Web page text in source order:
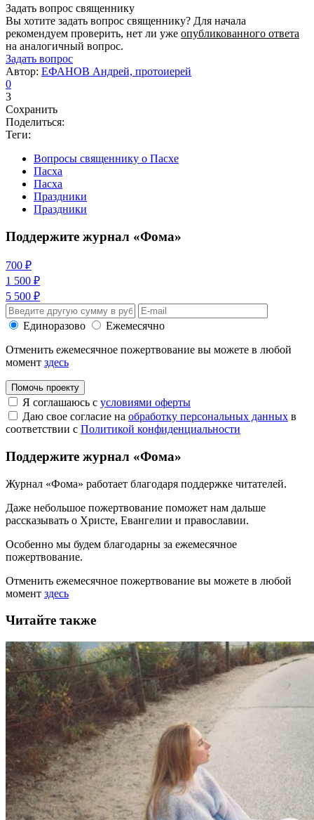
Задать вопрос священнику
Вы хотите задать вопрос священнику? Для начала
рекомендуем проверить, нет ли уже опубликованного ответа
на аналогичный вопрос.
Задать вопрос
Автор: ЕФАНОВ Андрей, протоиерей
0
3
Сохранить
Поделиться:
Теги:
Вопросы священнику о Пасхе
Пасха
Пасха
Праздники
Праздники
Поддержите журнал «Фома»
700 ₽
1 500 ₽
5 500 ₽
Единоразово
Ежемесячно
Отменить ежемесячное пожертвование вы можете в любой
момент здесь
Помочь проекту
Я соглашаюсь с условиями оферты
Даю свое согласие на обработку персональных данных в
соответствии с Политикой конфиденциальности
Поддержите журнал «Фома»
Журнал «Фома» работает благодаря поддержке читателей.
Даже небольшое пожертвование поможет нам дальше
рассказывать о Христе, Евангелии и православии.
Особенно мы будем благодарны за ежемесячное
пожертвование.
Отменить ежемесячное пожертвование вы можете в любой
момент здесь
Читайте также